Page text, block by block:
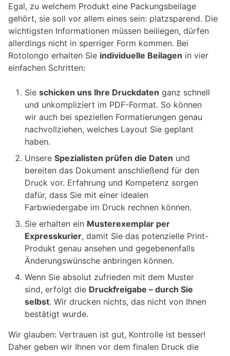
Egal, zu welchem Produkt eine Packungsbeilage
gehört, sie soll vor allem eines sein: platzsparend. Die
wichtigsten Informationen müssen beiliegen, dürfen
allerdings nicht in sperriger Form kommen. Bei
Rotolongo erhalten Sie individuelle Beilagen in vier
einfachen Schritten:
Sie schicken uns Ihre Druckdaten ganz schnell
und unkompliziert im PDF-Format. So können
wir auch bei speziellen Formatierungen genau
nachvollziehen, welches Layout Sie geplant
haben.
Unsere Spezialisten prüfen die Daten und
bereiten das Dokument anschließend für den
Druck vor. Erfahrung und Kompetenz sorgen
dafür, dass Sie mit einer idealen
Farbwiedergabe im Druck rechnen können.
Sie erhalten ein Musterexemplar per
Expresskurier, damit Sie das potenzielle Print-
Produkt genau ansehen und gegebenenfalls
Änderungswünsche anbringen können.
Wenn Sie absolut zufrieden mit dem Muster
sind, erfolgt die Druckfreigabe – durch Sie
selbst. Wir drucken nichts, das nicht von Ihnen
bestätigt wurde.
Wir glauben: Vertrauen ist gut, Kontrolle ist besser!
Daher geben wir Ihnen vor dem finalen Druck die